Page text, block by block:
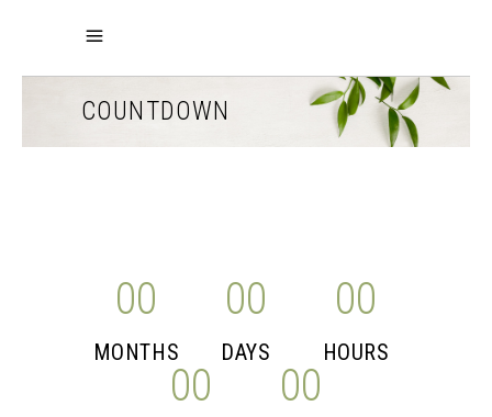
COUNTDOWN
00
MONTHS
00
DAYS
00
HOURS
00 00